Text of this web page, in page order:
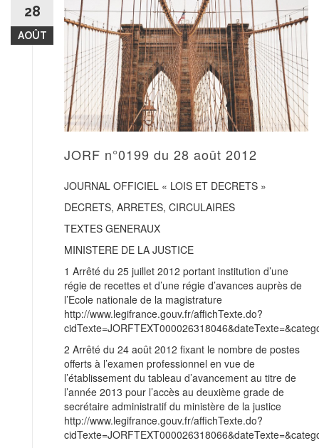
28
AOÛT
JORF n°0199 du 28 août 2012
JOURNAL OFFICIEL « LOIS ET DECRETS »
DECRETS, ARRETES, CIRCULAIRES
TEXTES GENERAUX
MINISTERE DE LA JUSTICE
1 Arrêté du 25 juillet 2012 portant institution d’une
régie de recettes et d’une régie d’avances auprès de
l’Ecole nationale de la magistrature
http://www.legifrance.gouv.fr/affichTexte.do?
2 Arrêté du 24 août 2012 fixant le nombre de postes
offerts à l’examen professionnel en vue de
l’établissement du tableau d’avancement au titre de
l’année 2013 pour l’accès au deuxième grade de
secrétaire administratif du ministère de la justice
http://www.legifrance.gouv.fr/affichTexte.do?